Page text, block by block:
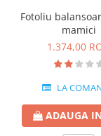
Fotoliu
mamici
1.374,00
LA
ADAUGA